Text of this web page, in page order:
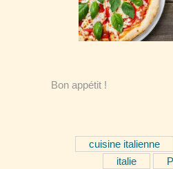
Bon appétit !
cuisine italienne
italie